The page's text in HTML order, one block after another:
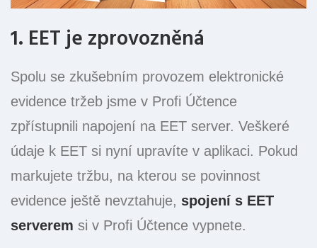
1. EET je zprovozněná
Spolu se zkušebním provozem elektronické
evidence tržeb jsme v Profi Účtence
zpřístupnili napojení na EET server. Veškeré
údaje k EET si nyní upravíte v aplikaci. Pokud
markujete tržbu, na kterou se povinnost
evidence ještě nevztahuje, spojení s EET
serverem si v Profi Účtence vypnete.